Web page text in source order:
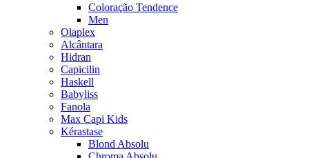
Coloração Tendence
Men
Olaplex
Alcântara
Hidran
Capicilin
Haskell
Babyliss
Fanola
Max Capi Kids
Kérastase
Blond Absolu